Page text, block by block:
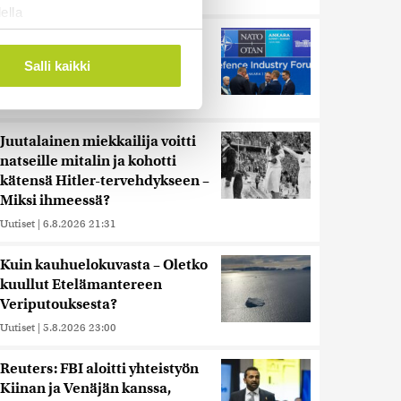
. Voit muuttaa
alan
tietoja muihin tietoihin, joita
siirtää ulkomaille.
Salli kaikki
vuosikymmenen jäljessä
Juutalainen miekkailija voitti
natseille mitalin ja kohotti
kätensä Hitler-tervehdykseen –
Miksi ihmeessä?
Uutiset | 6.8.2026 21:31
Kuin kauhuelokuvasta – Oletko
kuullut Etelämantereen
Veriputouksesta?
Uutiset | 5.8.2026 23:00
Reuters: FBI aloitti yhteistyön
Kiinan ja Venäjän kanssa,